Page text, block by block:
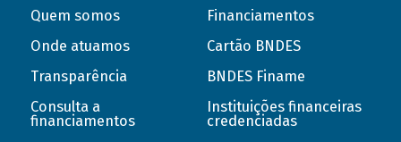
Quem somos
Onde atuamos
Transparência
Consulta a
financiamentos
Financiamentos
Cartão BNDES
BNDES Finame
Instituições financeiras
credenciadas